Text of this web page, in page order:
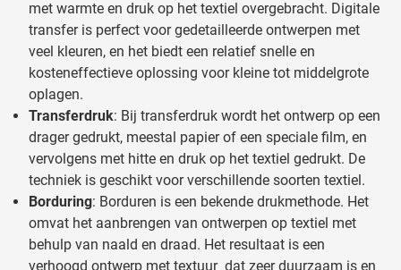
met warmte en druk op het textiel overgebracht. Digitale
transfer is perfect voor gedetailleerde ontwerpen met
veel kleuren, en het biedt een relatief snelle en
kosteneffectieve oplossing voor kleine tot middelgrote
oplagen.
Transferdruk: Bij transferdruk wordt het ontwerp op een
drager gedrukt, meestal papier of een speciale film, en
vervolgens met hitte en druk op het textiel gedrukt. De
techniek is geschikt voor verschillende soorten textiel.
Borduring: Borduren is een bekende drukmethode. Het
omvat het aanbrengen van ontwerpen op textiel met
behulp van naald en draad. Het resultaat is een
verhoogd ontwerp met textuur dat zeer duurzaam is en